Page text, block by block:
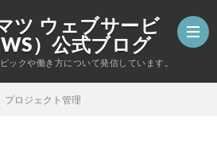
ツ ウェブサービ
）公式ブログ
ックや働き方について発信しています。
プロジェクト管理